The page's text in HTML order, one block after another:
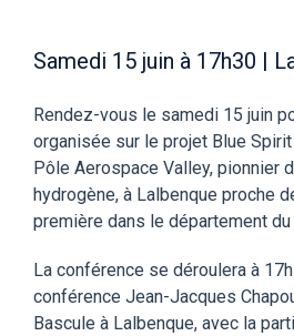
Samedi 15 juin à 17h30 |
Rendez-vous le samedi 15 juin
organisée sur le projet Blue
Pôle Aerospace Valley, pionnier
hydrogène, à Lalbenque proche
première dans le département du
La conférence se déroulera à
conférence Jean-Jacques
Bascule à Lalbenque, avec la